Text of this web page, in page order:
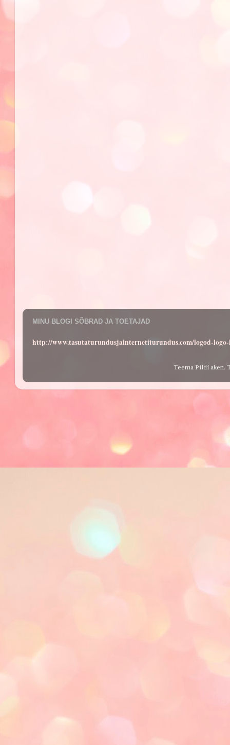
MINU BLOGI SÕBRAD JA TOETAJAD
http://www.tasutaturundusjainternetiturundus.com/logod-
Teema Pildi aken.